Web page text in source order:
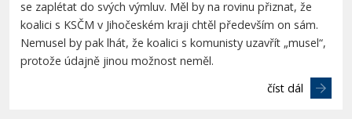
se zaplétat do svých výmluv. Měl by na rovinu přiznat, že
koalici s KSČM v Jihočeském kraji chtěl především on sám.
Nemusel by pak lhát, že koalici s komunisty uzavřít „musel“,
protože údajně jinou možnost neměl.
číst dál